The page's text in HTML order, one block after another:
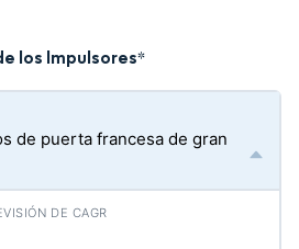
los Impulsores*
de puerta francesa de gran